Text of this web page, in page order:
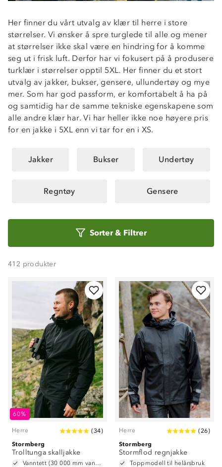
Her finner du vårt utvalg av klær til herre i store
størrelser. Vi ønsker å spre turglede til alle og mener
at størrelser ikke skal være en hindring for å komme
seg ut i frisk luft. Derfor har vi fokusert på å produsere
turklær i størrelser opptil 5XL. Her finner du et stort
utvalg av jakker, bukser, gensere, ullundertøy og mye
mer. Som har god passform, er komfortabelt å ha på
og samtidig har de samme tekniske egenskapene som
alle andre klær har. Vi har heller ikke noe høyere pris
for en jakke i 5XL enn vi tar for en i XS.
Jakker Bukser Undertøy
Regntøy Gensere
Sorter& Filtrer
412 produkter
60%
Herre (34)
Stormberg
Trolltunga skalljakke
Herre ( 26)
Stormberg
Stormflod regnjakke
Toppmodell til helårsbruk